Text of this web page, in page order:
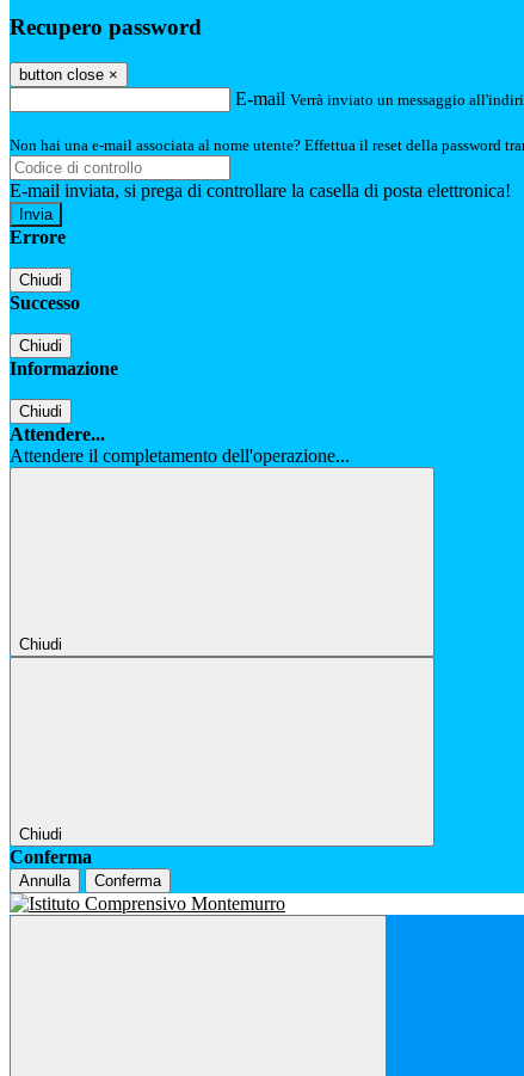
Recupero password
button close ×
E-mail Verrà inviato un messaggio
Non hai una e-mail associata al nome utente? Effettua il reset della password
E-mail inviata, si prega di controllare la casella di posta elettronica!
Errore
Chiudi
Successo
Chiudi
Informazione
Chiudi
Attendere...
Attendere il completamento dell'operazione...
Chiudi
Chiudi
Conferma
Annulla Conferma